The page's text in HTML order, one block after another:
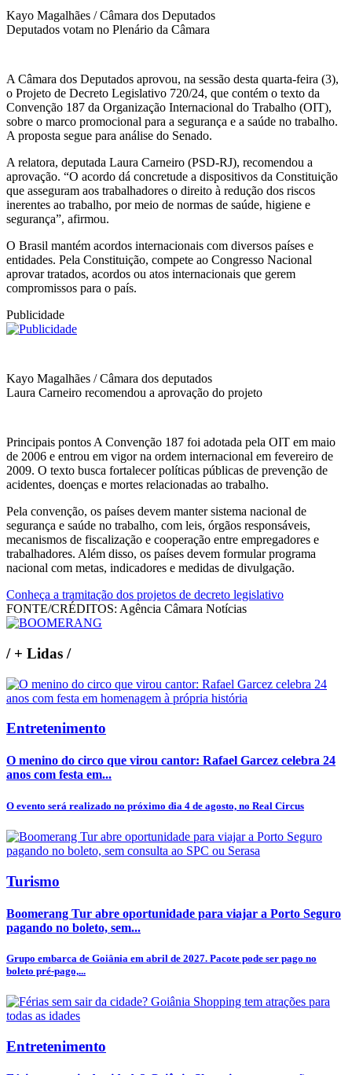
Kayo Magalhães / Câmara dos Deputados
Deputados votam no Plenário da Câmara
A Câmara dos Deputados aprovou, na sessão desta quarta-feira (3),
o Projeto de Decreto Legislativo 720/24, que contém o texto da
Convenção 187 da Organização Internacional do Trabalho (OIT),
sobre o marco promocional para a segurança e a saúde no trabalho.
A proposta segue para análise do Senado.
A relatora, deputada Laura Carneiro (PSD-RJ), recomendou a
aprovação. “O acordo dá concretude a dispositivos da Constituição
que asseguram aos trabalhadores o direito à redução dos riscos
inerentes ao trabalho, por meio de normas de saúde, higiene e
segurança”, afirmou.
O Brasil mantém acordos internacionais com diversos países e
entidades. Pela Constituição, compete ao Congresso Nacional
aprovar tratados, acordos ou atos internacionais que gerem
compromissos para o país.
Publicidade
Kayo Magalhães / Câmara dos deputados
Laura Carneiro recomendou a aprovação do projeto
Principais pontos A Convenção 187 foi adotada pela OIT em maio
de 2006 e entrou em vigor na ordem internacional em fevereiro de
2009. O texto busca fortalecer políticas públicas de prevenção de
acidentes, doenças e mortes relacionadas ao trabalho.
Pela convenção, os países devem manter sistema nacional de
segurança e saúde no trabalho, com leis, órgãos responsáveis,
mecanismos de fiscalização e cooperação entre empregadores e
trabalhadores. Além disso, os países devem formular programa
nacional com metas, indicadores e medidas de divulgação.
Conheça a tramitação dos projetos de decreto legislativo
FONTE/CRÉDITOS: Agência Câmara Notícias
/+ Lidas /
Entretenimento
O menino do circo que virou cantor: Rafael Garcez celebra 24
anos com festa em...
O evento será realizado no próximo dia 4 de agosto, no Real Circus
Turismo
Boomerang Tur abre oportunidade para viajar a Porto Seguro
pagando no boleto, sem...
Grupo embarca de Goiânia em abril de 2027. Pacote pode ser pago no
boleto pré-pago,...
Entretenimento